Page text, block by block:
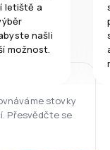
letiště a
našli
možnost.
stovky
Přesvědčte se